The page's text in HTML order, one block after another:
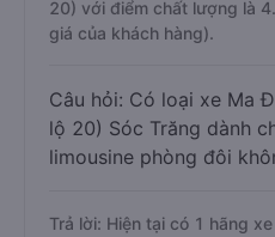
20) với điểm chất lượng là
giá của khách hàng).
Câu hỏi: Có loại xe Ma
lộ 20) Sóc Trăng dành
limousine phòng đôi
Trả lời: Hiện tại có 1 hãng